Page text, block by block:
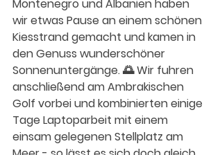
Montenegro und Albanien haben
wir etwas Pause an einem schönen
Kiesstrand gemacht und kamen in
den Genuss wunderschöner
Sonnenuntergänge. 🌅 Wir fuhren
anschließend am Ambrakischen
Golf vorbei und kombinierten einige
Tage Laptoparbeit mit einem
einsam gelegenen Stellplatz am